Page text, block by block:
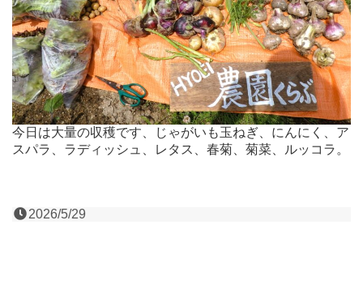
今日は大量の収穫です、じゃがいも玉ねぎ、にんにく、ア
スパラ、ラディッシュ、レタス、春菊、菊菜、ルッコラ。
2026/5/29